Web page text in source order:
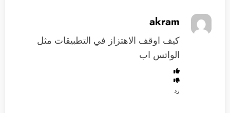
akram
كيف اوقف الاهتزاز في التطبيقات مثل
الواتس اب
رد